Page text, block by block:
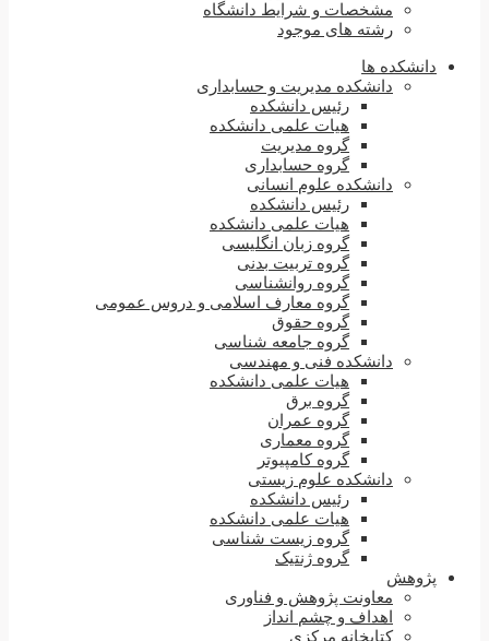
مشخصات و شرایط دانشگاه
رشته های موجود
دانشکده ها
دانشکده مدیریت و حسابداری
رئیس دانشکده
هیات علمی دانشکده
گروه مدیریت
گروه حسابداری
دانشکده علوم انسانی
رئیس دانشکده
هیات علمی دانشکده
گروه زبان انگلیسی
گروه تربیت بدنی
گروه روانشناسی
گروه معارف اسلامی و دروس عمومی
گروه حقوق
گروه جامعه شناسی
دانشکده فنی و مهندسی
هیات علمی دانشکده
گروه برق
گروه عمران
گروه معماری
گروه کامپیوتر
دانشکده علوم زیستی
رئیس دانشکده
هیات علمی دانشکده
گروه زیست شناسی
گروه ژنتیک
پژوهش
معاونت پژوهش و فناوری
اهداف و چشم انداز
کتابخانه مرکزی